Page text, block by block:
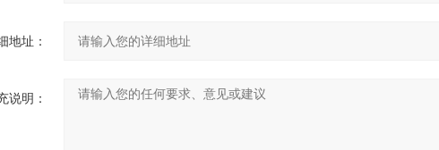
地址：
说明：